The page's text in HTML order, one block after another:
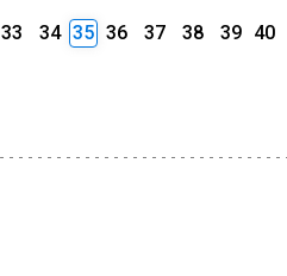
33 34 35 36 37 38 39 40